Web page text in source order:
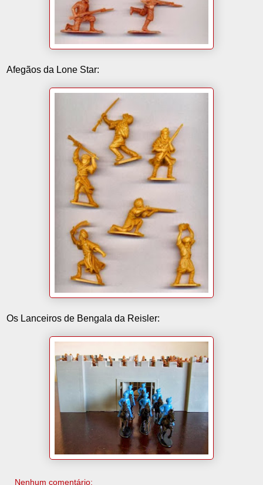
Afegãos da Lone Star:
Os Lanceiros de Bengala da Reisler:
Nenhum comentário: